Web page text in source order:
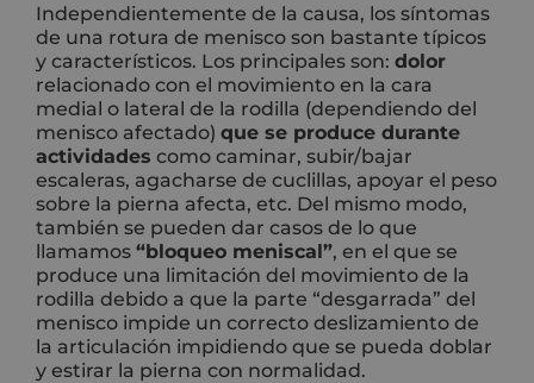
Independientemente de la causa, los síntomas
de una rotura de menisco son bastante típicos
y característicos. Los principales son: dolor
relacionado con el movimiento en la cara
medial o lateral de la rodilla (dependiendo del
menisco afectado) que se produce durante
actividades como caminar, subir/bajar
escaleras, agacharse de cuclillas, apoyar el peso
sobre la pierna afecta, etc. Del mismo modo,
también se pueden dar casos de lo que
llamamos “bloqueo meniscal”, en el que se
produce una limitación del movimiento de la
rodilla debido a que la parte “desgarrada” del
menisco impide un correcto deslizamiento de
la articulación impidiendo que se pueda doblar
y estirar la pierna con normalidad.